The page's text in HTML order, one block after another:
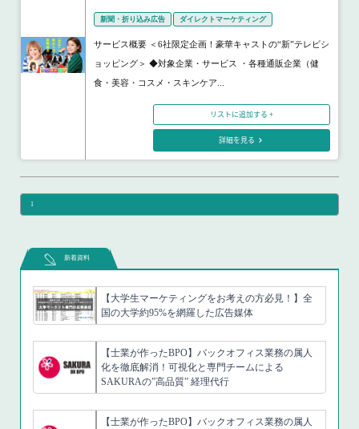
新聞・折り込み広告 ダイレクトマーケティング
サービス概要 ＜6社限定企画！豪華キャストの“新”テレビシ
ョッピング＞ ◆対象企業・サービス ・各種通販企業（健
食・美容・コスメ・スキンケア...
リストに追加する +
詳細を見る
1
新着資料
【大学生マーケティングをお考えの方必見！】全
国の大学約95%を網羅した広告媒体
【士業が作ったBPO】バックオフィス業務の属人
化を徹底解消！可視化と専門チームによる
SAKURAの”高品質” 経理代行
【士業が作ったBPO】バックオフィス業務の属人